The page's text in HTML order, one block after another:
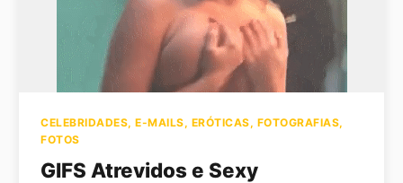
CELEBRIDADES, E-MAILS, ERÓTICAS, FOTOGRAFIAS,
FOTOS
GIFS Atrevidos e Sexy